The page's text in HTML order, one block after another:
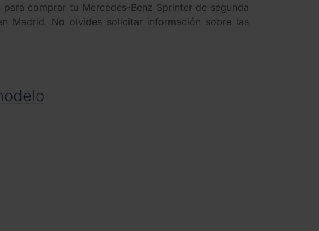
comprar tu Mercedes-Benz Sprinter de segunda
Madrid. No olvides solicitar información sobre las